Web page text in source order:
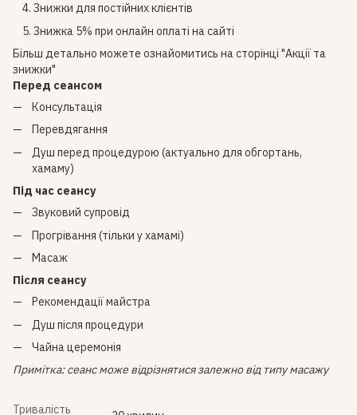
Знижки для постійних клієнтів
Знижка 5% при онлайн оплаті на сайті
Більш детально можете ознайомитись на сторінці "Акції та
знижки"
Перед сеансом
Консультація
Перевдягання
Душ перед процедурою (актуально для обгортань,
хамаму)
Під час сеансу
Звуковий супровід
Прогрівання (тільки у хамамі)
Масаж
Після сеансу
Рекомендації майстра
Душ після процедури
Чайна церемонія
Примітка: сеанс може відрізнятися залежно від типу масажу
Тривалість